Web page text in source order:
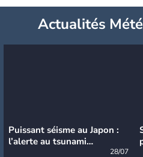
Actualités
Puissant séisme au Japon :
l’alerte au tsunami
28/07